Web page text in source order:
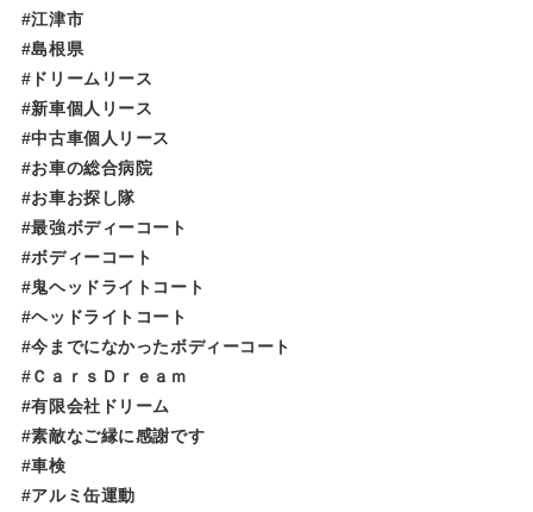
#江津市
#島根県
#ドリームリース
#新車個人リース
#中古車個人リース
#お車の総合病院
#お車お探し隊
#最強ボディーコート
#ボディーコート
#鬼ヘッドライトコート
#ヘッドライトコート
#今までになかったボディーコート
#ＣａｒｓＤｒｅａｍ
#有限会社ドリーム
#素敵なご縁に感謝です
#車検
#アルミ缶運動